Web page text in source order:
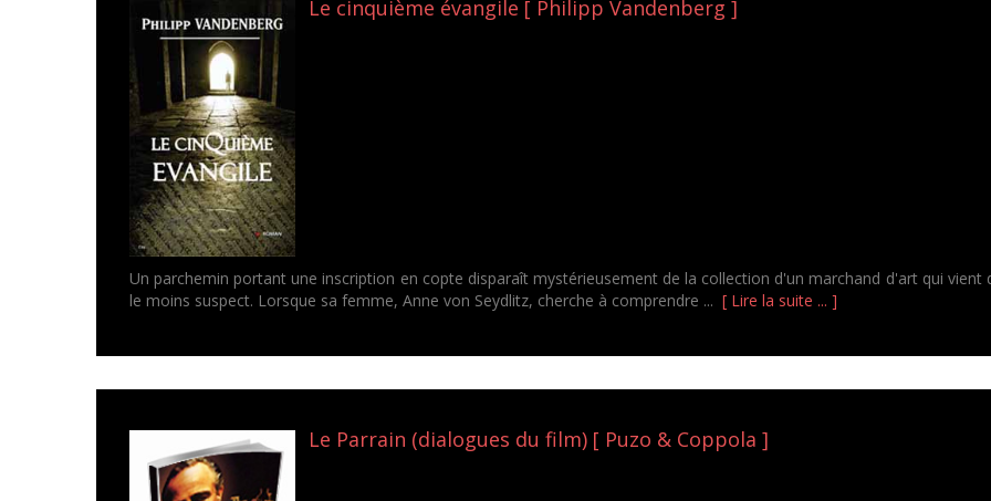
Le cinquième évangile [ Philipp Vandenberg ]
Un parchemin portant une inscription en copte disparaît mystérieusement de la collection d'un marchand d'art qui
le moins suspect. Lorsque sa femme, Anne von Seydlitz, cherche à comprendre ... [ Lire la suite ... ]
Le Parrain (dialogues du film) [ Puzo & Coppola ]